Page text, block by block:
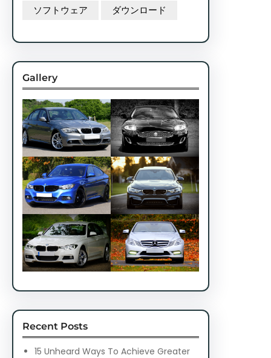
ソフトウェア ダウンロード
Gallery
Recent Posts
15 Unheard Ways To Achieve Greater